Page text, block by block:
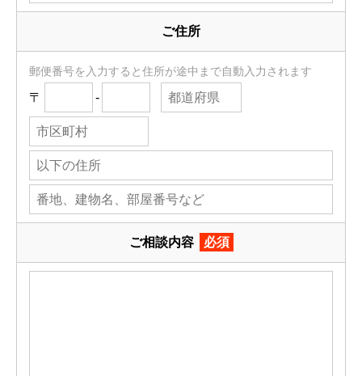
ご住所
郵便番号を入力すると住所が途中まで自動入力されます
〒 -
ご相談内容 必須